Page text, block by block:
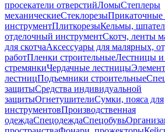
просекатели отверстийЛомыСтеплеры
механическиеСтеклорезыПрикаточные
инструментПлиткорезыКельмы,
отделочный инструментСкотч, ленты
для скотчаАксессуары для малярных,
работПленки строительныеЛестницы и
стремянкиЧердачные лестницы
лестницПодъемники строительные
защитыСредства индивидуальной
защитыОгнетушителиСумки, пояса для
инструментовПроизводственная
одеждаСпецодеждаСпецобувь